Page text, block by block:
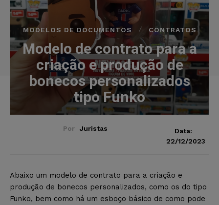
MODELOS DE DOCUMENTOS CONTRATOS
Modelo de contrato para a
criação e produção de
bonecos personalizados
tipo Funko
Por Juristas
Data:
22/12/2023
Abaixo um modelo de contrato para a criação e
produção de bonecos personalizados, como os do tipo
Funko, bem como há um esboço básico de como pode